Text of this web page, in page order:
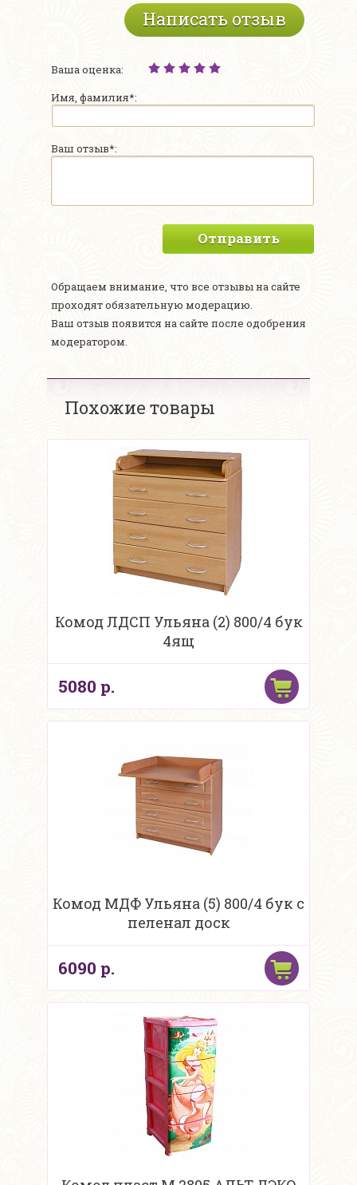
Написать отзыв
Ваша оценка:
Имя, фамилия*:
Ваш отзыв*:
Отправить
Обращаем внимание, что все отзывы на сайте
проходят обязательную модерацию.
Ваш отзыв появится на сайте после одобрения
модератором.
Похожие товары
Комод ЛДСП Ульяна (2) 800/4 бук
4ящ
5080 р.
Комод МДФ Ульяна (5) 800/4 бук с
пеленал доск
6090 р.